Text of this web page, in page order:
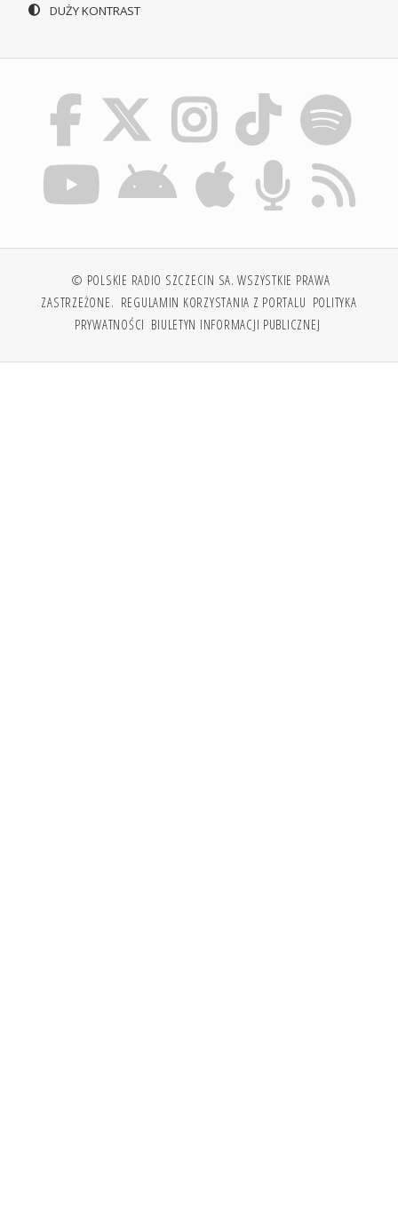
DUŻY KONTRAST
© POLSKIE RADIO SZCZECIN SA. WSZYSTKIE PRAWA
ZASTRZEŻONE. REGULAMIN KORZYSTANIA Z PORTALU POLITYKA
PRYWATNOŚCI BIULETYN INFORMACJI PUBLICZNEJ